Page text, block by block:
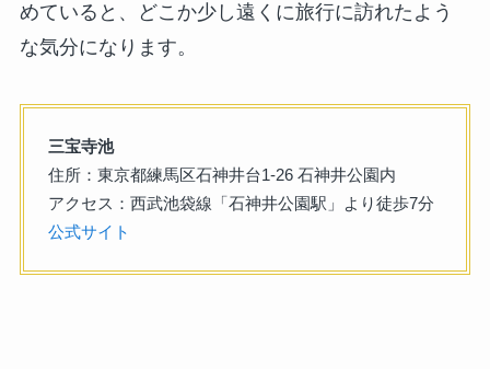
めていると、どこか少し遠くに旅行に訪れたよう
な気分になります。
三宝寺池
住所：東京都練馬区石神井台1-26 石神井公園内
アクセス：西武池袋線「石神井公園駅」より徒歩7分
公式サイト